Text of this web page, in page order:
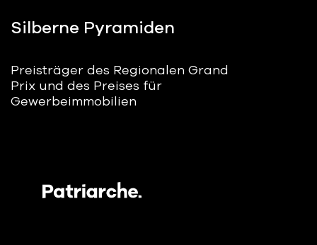
Silberne Pyramiden
Preisträger des Regionalen Grand
Prix und des Preises für
Gewerbeimmobilien